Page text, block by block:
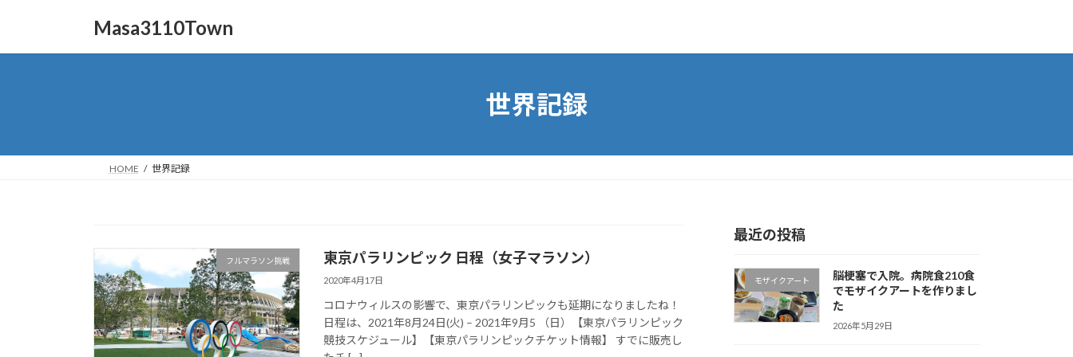
Masa3110Town
世界記録
HOME 世界記録
フルマラソン挑戦 東京パラリンピック 日程（女子マラソン）
2020年4月17日
コロナウィルスの影響で、東京パラリンピックも延期になりましたね！
日程は、2021年8月24日(火) – 2021年9月5 （日）【東京パラリンピック
競技スケジュール】【東京パラリンピックチケット情報】 すでに販売し
最近の投稿
モザイクアート
脳梗塞で入院。病院食210食
でモザイクアートを作りまし
た
2026年5月29日